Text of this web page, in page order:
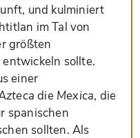
und kulminiert
im Tal von
größten
sollte.
einer
die Mexica, die
spanischen
sollten. Als